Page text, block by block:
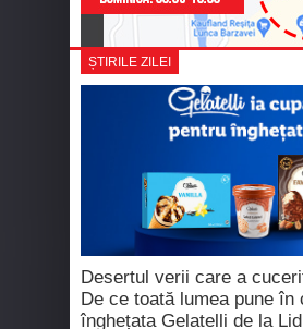
ȘTIRILE ZILEI
Desertul verii care a
De ce toată lumea pune în
înghețata Gelatelli de la